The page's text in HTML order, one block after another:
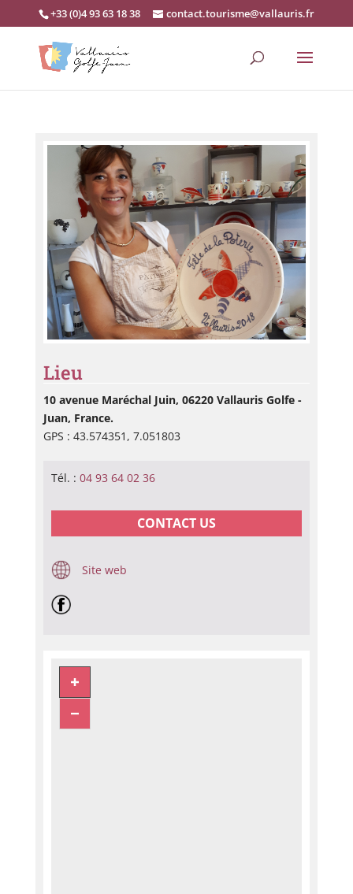
+33 (0)4 93 63 18 38 contact.tourisme@vallauris.fr
Lieu
10 avenue Maréchal Juin, 06220 Vallauris Golfe -
Juan, France.
GPS : 43.574351, 7.051803
Tél. : 04 93 64 02 36
CONTACT US
Site web